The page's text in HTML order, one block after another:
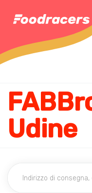
Udine